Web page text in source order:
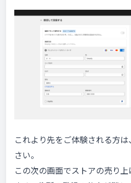
これより先をご体験される方
さい。
この次の画面でストアの売り